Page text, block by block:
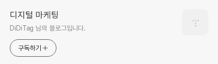
디지털 마케팅
DiDiTag 님의 블로그입니다.
구독하기